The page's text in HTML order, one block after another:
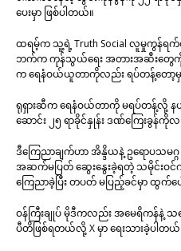
ပေးမှာ ဖြစ်ပါတယ်။
ထရမ့်က သူ့ရဲ့ Truth Social လူမှုကွန်ရက်စ
ဘက်က ကုန်သွယ်ရေး အတားအဆီးတွေကိုလုံ
က ရေနံဝယ်ယူတာကိုလည်း ရပ်တန့်တော့
ရုရှားဆီက ရေနံဝယ်တာကို မရပ်တန့်လို့ န
ဆောင်း ၂၅ ရာခိုင်နှုန်း ဒဏ်ကြေးခွန်ကိုလ
ဒီကြေညာချက်ဟာ အိန္ဒိယနဲ့ ဥရောပသမဂ္ဂ
အဆက်မပြတ် ဆွေးနွေးခဲ့ရတဲ့ သမိုင်း
ကြေညာခဲ့ပြီး တပတ် မပြည့်ခင်မှာ ထွက်ပ
ဝန်ကြီးချုပ် မိုဒီကလည်း အမေရိကန်နဲ့
ပီတိဖြစ်ရတယ်လို့ X မှာ ရေးသားခဲ့ပါတယ်